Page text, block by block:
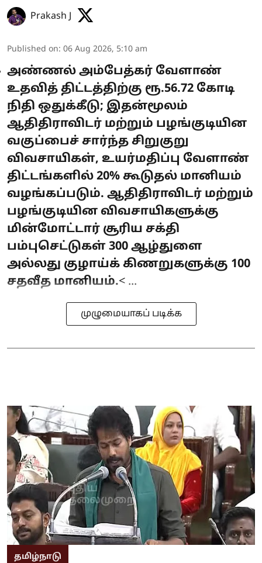
Prakash J
Published on: 06 Aug 2026, 5:10 am
அண்ணல் அம்பேத்கர் வேளாண்
உதவித் திட்டத்திற்கு ரூ.56.72 கோடி
நிதி ஒதுக்கீடு; இதன்மூலம்
ஆதிதிராவிடர் மற்றும் பழங்குடியின
வகுப்பைச் சார்ந்த சிறுகுறு
விவசாயிகள், உயர்மதிப்பு வேளாண்
திட்டங்களில் 20% கூடுதல் மானியம்
வழங்கப்படும். ஆதிதிராவிடர் மற்றும்
பழங்குடியின விவசாயிகளுக்கு
மின்மோட்டார் சூரிய சக்தி
பம்புசெட்டுகள் 300 ஆழ்துளை
அல்லது குழாய்க் கிணறுகளுக்கு 100
சதவீத மானியம்.< ...
முழுமையாகப் படிக்க
தமிழ்நாடு